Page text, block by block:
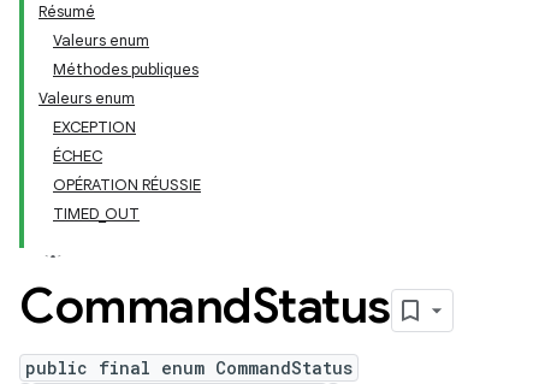
Résumé
Valeurs enum
Méthodes publiques
Valeurs enum
EXCEPTION
ÉCHEC
OPÉRATION RÉUSSIE
TIMED_OUT
CommandStatus
public final enum CommandStatus